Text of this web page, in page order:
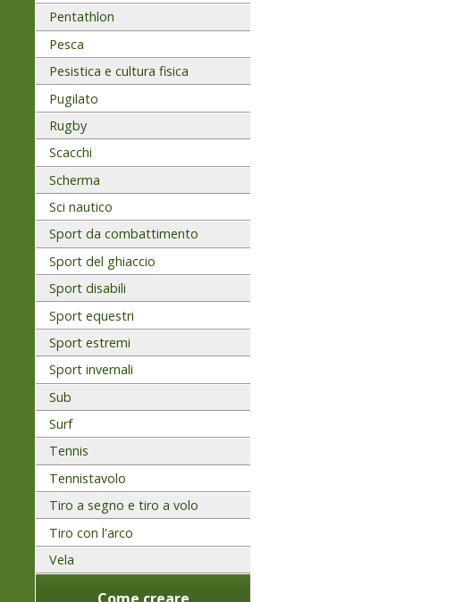
Pentathlon
Pesca
Pesistica e cultura fisica
Pugilato
Rugby
Scacchi
Scherma
Sci nautico
Sport da combattimento
Sport del ghiaccio
Sport disabili
Sport equestri
Sport estremi
Sport invernali
Sub
Surf
Tennis
Tennistavolo
Tiro a segno e tiro a volo
Tiro con l'arco
Vela